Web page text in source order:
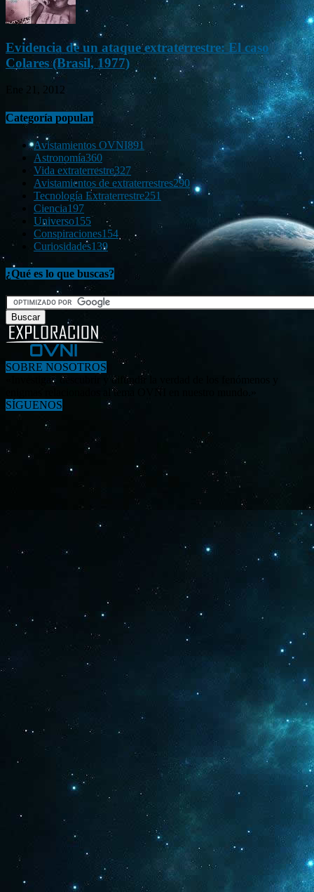
Evidencia de un ataque extraterrestre: El caso
Colares (Brasil, 1977)
Ene 21, 2012
Categoría popular
Avistamientos OVNI891
Astronomía360
Vida extraterrestre327
Avistamientos de extraterrestres290
Tecnología Extraterrestre251
Ciencia197
Universo155
Conspiraciones154
Curiosidades139
¿Qué es lo que buscas?
SOBRE NOSOTROS
«Investigar, descubrir y difundir la verdad de los fenómenos y
enigmas relacionados al tema OVNI en nuestro mundo.»
SÍGUENOS